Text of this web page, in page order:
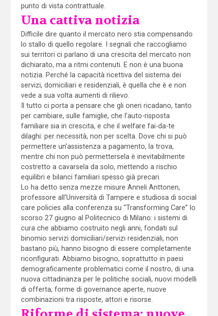
punto di vista contrattuale.
Una cattiva notizia
Difficile dire quanto il mercato nero stia compensando
lo stallo di quello regolare. I segnali che raccogliamo
sui territori ci parlano di una crescita del mercato non
dichiarato, ma a ritmi contenuti. E non è una buona
notizia. Perché la capacità ricettiva del sistema dei
servizi, domiciliari e residenziali, è quella che è e non
vede a sua volta aumenti di rilievo.
Il tutto ci porta a pensare che gli oneri ricadano, tanto
per cambiare, sulle famiglie, che l’auto-risposta
familiare sia in crescita, e che il welfare fai-da-te
dilaghi: per necessità, non per scelta. Dove chi si può
permettere un’assistenza a pagamento, la trova,
mentre chi non può permettersela è inevitabilmente
costretto a cavarsela da solo, mettendo a rischio
equilibri e bilanci familiari spesso già precari.
Lo ha detto senza mezze misure Anneli Anttonen,
professore all’Università di Tampere e studiosa di social
care policies alla conferenza su “Transforming Care” lo
scorso 27 giugno al Politecnico di Milano: i sistemi di
cura che abbiamo costruito negli anni, fondati sul
binomio servizi domiciliari/servizi residenziali, non
bastano più, hanno bisogno di essere completamente
riconfigurati. Abbiamo bisogno, soprattutto in paesi
demograficamente problematici come il nostro, di una
nuova cittadinanza per le politiche sociali, nuovi modelli
di offerta, forme di governance aperte, nuove
combinazioni tra risposte, attori e risorse.